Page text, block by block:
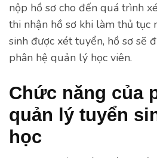
nộp hồ sơ cho đến quá trình
thi nhận hồ sơ khi làm thủ tục
sinh được xét tuyển, hồ sơ sẽ
phân hệ quản lý học viên.
Chức năng của
quản lý tuyển
học